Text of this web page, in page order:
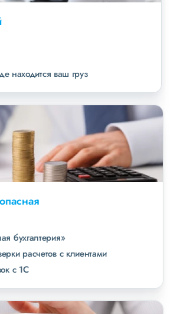
находится ваш груз
бухгалтерия»
расчетов с клиентами
с 1С